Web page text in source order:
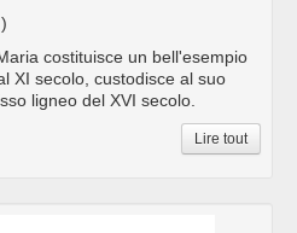
costituisce un bell'esempio
XI secolo, custodisce al suo
ligneo del XVI secolo.
Lire tout